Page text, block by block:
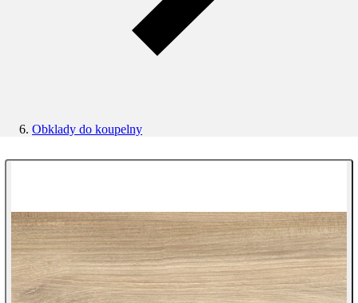
Obklady do koupelny